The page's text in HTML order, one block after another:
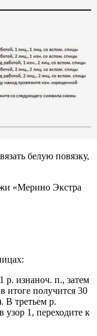
белую повязку,
«Мерино Экстра
р. изнаноч. п., затем
итоге получится 30
В третьем р.
узор 1, переходите к